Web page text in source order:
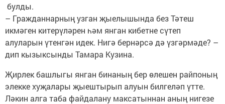
булды.
– Гражданнарның узган җыелышында без Тәтеш
икмәген китерүләрен һәм янган кибетне сүтеп
алуларын үтенгән идек. Нигә бернәрсә дә үзгәрмәде? –
дип кызыксынды Тамара Кузина.
Җирлек башлыгы янган бинаның бер өлешен райпоның
элекке хуҗалары җыештырып алуын билге­ләп үтте.
Ләкин алга таба файдалану максатыннан аның нигезе